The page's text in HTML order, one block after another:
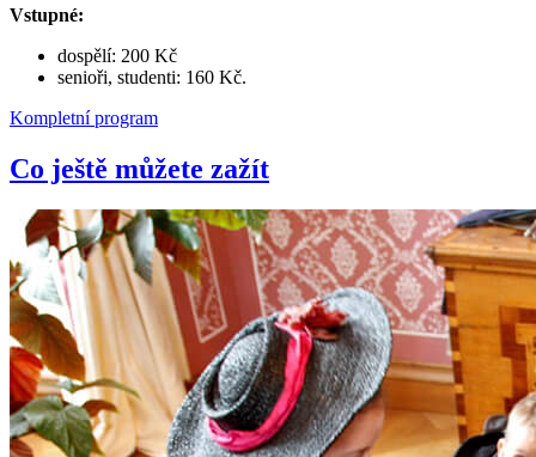
Vstupné:
dospělí: 200 Kč
senioři, studenti: 160 Kč.
Kompletní program
Co ještě můžete zažít